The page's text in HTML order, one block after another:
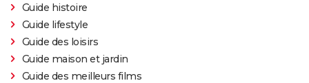
Guide histoire
Guide lifestyle
Guide des loisirs
Guide maison et jardin
Guide des meilleurs films